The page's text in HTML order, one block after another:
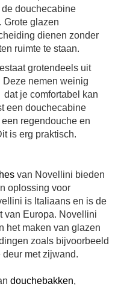
de douchecabine
. Grote glazen
dienen zonder
ruimte te staan.
grotendeels uit
Deze nemen weinig
je comfortabel kan
een douchecabine
een regendouche en
is erg praktisch.
van Novellini bieden
oplossing voor
is Italiaans en is de
van Europa. Novellini
het maken van glazen
zoals bijvoorbeeld
met zijwand.
douchebakken,